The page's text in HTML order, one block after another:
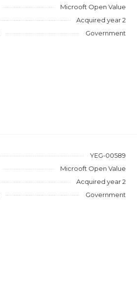
Microoft Open Value
Acquired year 2
Government
YEG-00589
Microoft Open Value
Acquired year 2
Government